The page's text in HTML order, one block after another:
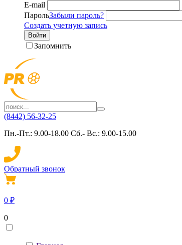
E-mail
ПарольЗабыли пароль?
Создать учетную запись
Войти
Запомнить
(8442) 56-32-25
Пн.-Пт.: 9.00-18.00 Сб.- Вс.: 9.00-15.00
Обратный звонок
0 ₽
0